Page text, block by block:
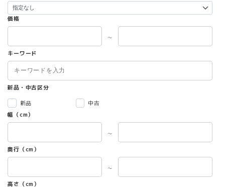
価格
～
キーワード
新品・中古区分
新品
中古
幅（cm）
～
奥行（cm）
～
高さ（cm）